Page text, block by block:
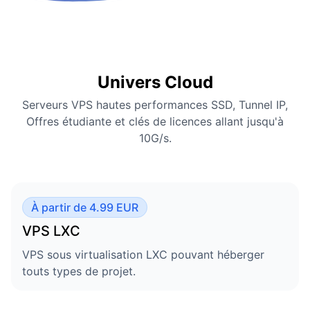
Univers Cloud
Serveurs VPS hautes performances SSD, Tunnel IP,
Offres étudiante et clés de licences allant jusqu'à
10G/s.
À partir de 4.99 EUR
VPS LXC
VPS sous virtualisation LXC pouvant héberger
touts types de projet.